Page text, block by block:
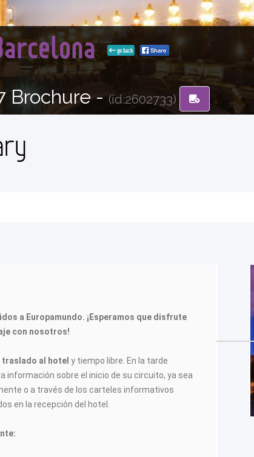
go back
Brochure -(id:2602733)
a Europamundo. ¡Esperamos que disfrute
con nosotros!
traslado al hotely tiempo libre. En la tarde
información sobre el inicio de su circuito, ya sea
o a través de los carteles informativos
en la recepción del hotel.